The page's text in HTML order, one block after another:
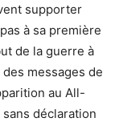
supporter
à sa première
de la guerre à
messages de
au All-
déclaration